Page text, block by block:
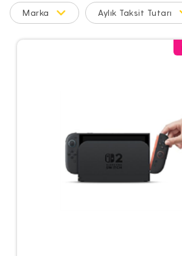
Marka Aylık Taksit Tutarı